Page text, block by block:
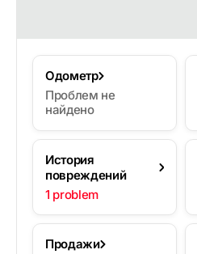
Одометр
Проблем не
найдено
История
повреждений
1 problem
Продажи